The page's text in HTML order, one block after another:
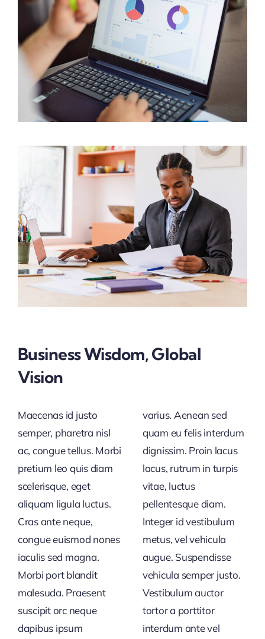
Business Wisdom, Global
Vision
Maecenas id justo
semper, pharetra nisl
ac, congue tellus. Morbi
pretium leo quis diam
scelerisque, eget
aliquam ligula luctus.
Cras ante neque,
congue euismod nones
iaculis sed magna.
Morbi port blandit
malesuda. Praesent
suscipit orc neque
dapibus ipsum
varius. Aenean sed
quam eu felis interdum
dignissim. Proin lacus
lacus, rutrum in turpis
vitae, luctus
pellentesque diam.
Integer id vestibulum
metus, vel vehicula
augue. Suspendisse
vehicula semper justo.
Vestibulum auctor
tortor a porttitor
interdum ante vel